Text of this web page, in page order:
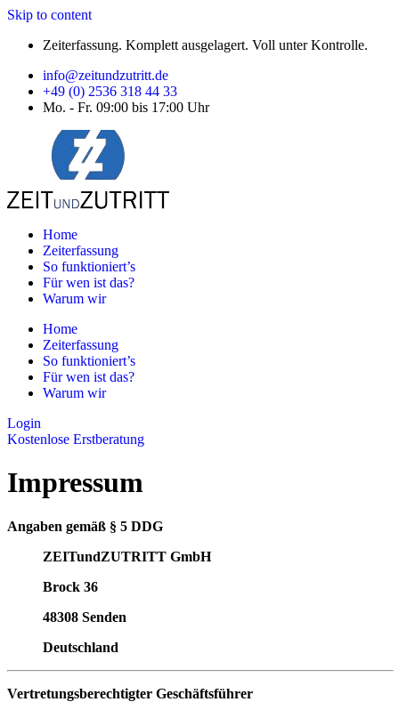
Skip to content
Zeiterfassung. Komplett ausgelagert. Voll unter Kontrolle.
info@zeitundzutritt.de
+49 (0) 2536 318 44 33
Mo. - Fr. 09:00 bis 17:00 Uhr
Home
Zeiterfassung
So funktioniert’s
Für wen ist das?
Warum wir
Home
Zeiterfassung
So funktioniert’s
Für wen ist das?
Warum wir
Login
Kostenlose Erstberatung
Impressum
Angaben gemäß § 5 DDG
ZEITundZUTRITT GmbH
Brock 36
48308 Senden
Deutschland
Vertretungsberechtigter Geschäftsführer